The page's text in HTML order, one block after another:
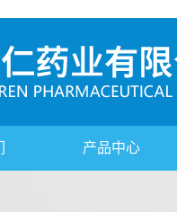
产品中心